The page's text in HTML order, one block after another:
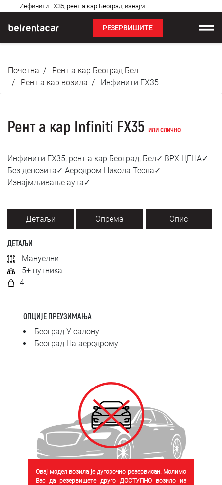
Инфинити FX35, рент а кар Београд, изнајмљивање аута: Бел✓
питања
РЕЗЕРВИШИТЕ
Цене
О нама
Најчешћа питања
Блог
SRPSKI
СРПСКИ
ENGLISH
Почетна
Рент а кар Београд Бел
Рент а кар возила
Инфинити FX35
Рент а кар Infiniti FX35 или слично
Инфинити FX35, рент а кар Београд, Бел✓ ВРХ ЦЕНА✓
Без депозита✓ Аеродром Никола Тесла✓
Изнајмљивање аута✓
Детаљи Опрема Опис
ДЕТАЉИ
Мануелни
5+ путника
4
ОПЦИЈЕ ПРЕУЗИМАЊА
Београд У салону
Београд На аеродрому
Овај модел возила је дугорочно резервисан. Молимо
Вас да резервишете друго ДОСТУПНО возило из